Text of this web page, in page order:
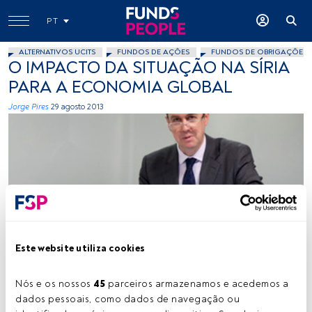
Este website utiliza cookies
Nós e os nossos 45 parceiros armazenamos e acedemos a
dados pessoais, como dados de navegação ou
PT
ALTERNATIVOS UCITS FUNDOS DE AÇÕES FUNDOS DE OBRIGAÇÕES
O IMPACTO DA SITUAÇÃO NA SÍRIA
PARA A ECONOMIA GLOBAL
Jorge Pires 29 agosto 2013
Tempo de leitura: 2 min.